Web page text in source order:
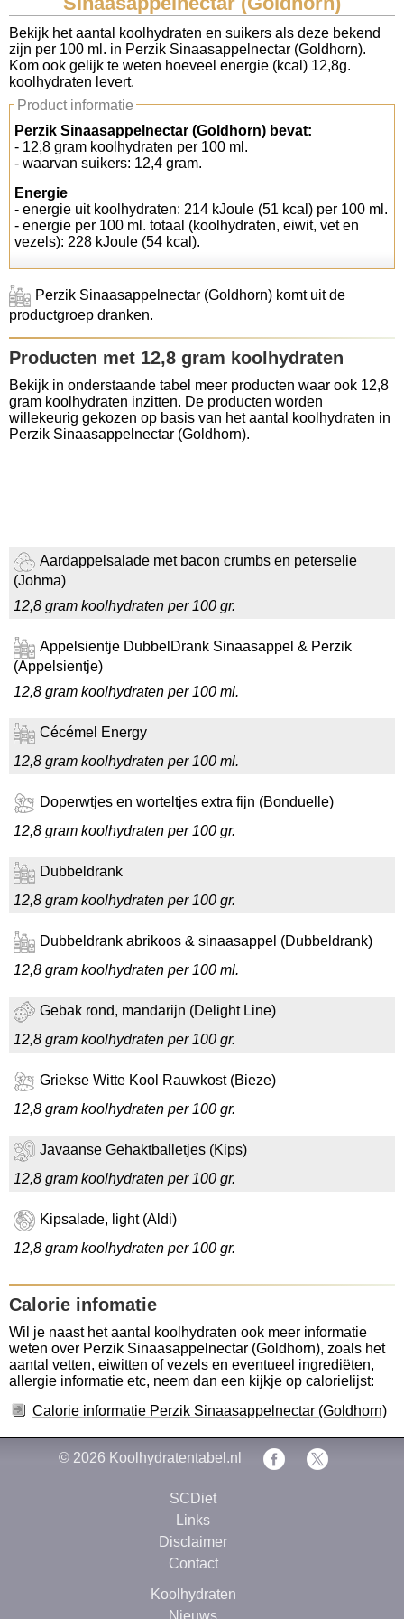
Koolhydraten tellen
Links
Bekijk het aantal koolhydraten en suikers als deze bekend
zijn per 100 ml. in Perzik Sinaasappelnectar (Goldhorn).
Kom ook gelijk te weten hoeveel energie (kcal) 12,8g.
koolhydraten levert.
Product informatie
Perzik Sinaasappelnectar (Goldhorn) bevat:
- 12,8 gram koolhydraten per 100 ml.
- waarvan suikers: 12,4 gram.
Energie
- energie uit koolhydraten: 214 kJoule (51 kcal) per 100 ml.
- energie per 100 ml. totaal (koolhydraten, eiwit, vet en
vezels): 228 kJoule (54 kcal).
Perzik Sinaasappelnectar (Goldhorn) komt uit de
productgroep dranken.
Producten met 12,8 gram koolhydraten
Bekijk in onderstaande tabel meer producten waar ook 12,8
gram koolhydraten inzitten. De producten worden
willekeurig gekozen op basis van het aantal koolhydraten in
Perzik Sinaasappelnectar (Goldhorn).
Aardappelsalade met bacon crumbs en peterselie
(Johma)
12,8 gram koolhydraten per 100 gr.
Appelsientje DubbelDrank Sinaasappel & Perzik
(Appelsientje)
12,8 gram koolhydraten per 100 ml.
Cécémel Energy
12,8 gram koolhydraten per 100 ml.
Doperwtjes en worteltjes extra fijn (Bonduelle)
12,8 gram koolhydraten per 100 gr.
Dubbeldrank
12,8 gram koolhydraten per 100 gr.
Dubbeldrank abrikoos & sinaasappel (Dubbeldrank)
12,8 gram koolhydraten per 100 ml.
Gebak rond, mandarijn (Delight Line)
12,8 gram koolhydraten per 100 gr.
Griekse Witte Kool Rauwkost (Bieze)
12,8 gram koolhydraten per 100 gr.
Javaanse Gehaktballetjes (Kips)
12,8 gram koolhydraten per 100 gr.
Kipsalade, light (Aldi)
12,8 gram koolhydraten per 100 gr.
Calorie infomatie
Wil je naast het aantal koolhydraten ook meer informatie
weten over Perzik Sinaasappelnectar (Goldhorn), zoals het
aantal vetten, eiwitten of vezels en eventueel ingrediëten,
allergie informatie etc, neem dan een kijkje op calorielijst:
Calorie informatie Perzik Sinaasappelnectar (Goldhorn)
© 2026 Koolhydratentabel.nl
SCDiet
Links
Disclaimer
Contact
Koolhydraten
Nieuws